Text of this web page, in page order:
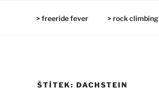
> freeride fever > rock climbing
ŠTÍTEK: DACHSTEIN